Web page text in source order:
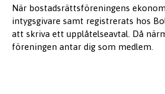
När bostadsrättsföreningens
intygsgivare samt registrerats hos
att skriva ett upplåtelseavtal. Då
föreningen antar dig som medlem.